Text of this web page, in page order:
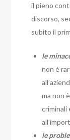
il pieno
discorso,
subito il
le
non è
ma non
criminali
le